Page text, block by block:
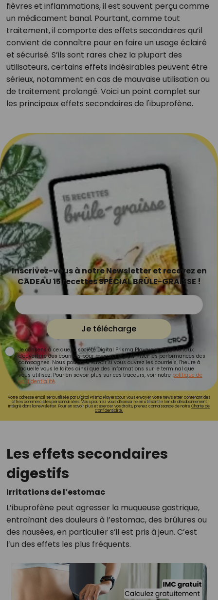
fièvres et inflammations, il est souvent perçu comme
un médicament banal. Pourtant, comme tout
traitement, il comporte des effets secondaires qu’il
convient de connaître pour en faire un usage éclairé
et sécurisé. S’ils sont rares chez la plupart des
utilisateurs, certains effets indésirables peuvent être
sérieux, notamment en cas de mauvaise utilisation ou
de traitement prolongé. Voici un point complet sur
les principaux effets secondaires de l'ibuprofène.
Inscrivez-vous à notre Newsletter et recevez en
CADEAU 15 recettes SPÉCIAL BRÛLE-GRAISSE !
Je télécharge
Je consens à ce que la société Digital Prisma Players analyse le taux
d'ouverture des courriels pour mesurer et optimiser les performances des
campagnes. Nous pourrons savoir si vous ouvrez les courriels, l'heure à
laquelle vous le faites ainsi que des informations sur le terminal que
vous utilisez. Pour en savoir plus sur ces traceurs, voir notre politique de
confidentialité.
Votre adresse email sera utilisée par Digital Prisma Playerspour vous envoyer votre newsletter contenant des
offres commerciales personnalisées. Vous pourrez vous désinscrire en utilisant le lien de désabonnement
intégré dans la newsletter. Pour en savoir plus et exercer vos droits, prenez connaissance de notreCharte de
Confidentialité.
Les effets secondaires
digestifs
Irritations de l’estomac
L’ibuprofène peut agresser la muqueuse gastrique,
entraînant des douleurs à l’estomac, des brûlures ou
des nausées, en particulier s’il est pris à jeun. C’est
l’un des effets les plus fréquents.